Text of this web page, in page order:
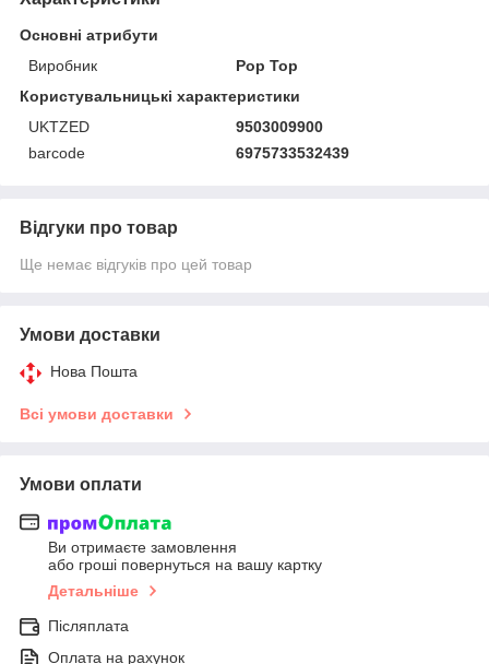
Основні атрибути
Виробник
Pop Top
Користувальницькі характеристики
UKTZED
9503009900
barcode
6975733532439
Відгуки про товар
Ще немає відгуків про цей товар
Умови доставки
Нова Пошта
Всі умови доставки
Умови оплати
Ви отримаєте замовлення
або гроші повернуться на вашу картку
Детальніше
Післяплата
Оплата на рахунок